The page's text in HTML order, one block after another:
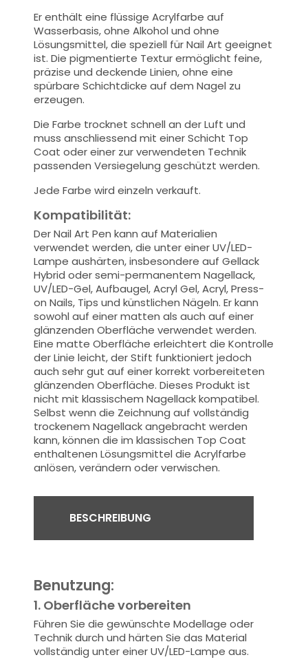
Er enthält eine flüssige Acrylfarbe auf
Wasserbasis, ohne Alkohol und ohne
Lösungsmittel, die speziell für Nail Art geeignet
ist. Die pigmentierte Textur ermöglicht feine,
präzise und deckende Linien, ohne eine
spürbare Schichtdicke auf dem Nagel zu
erzeugen.
Die Farbe trocknet schnell an der Luft und
muss anschliessend mit einer Schicht Top
Coat oder einer zur verwendeten Technik
passenden Versiegelung geschützt werden.
Jede Farbe wird einzeln verkauft.
Kompatibilität:
Der Nail Art Pen kann auf Materialien
verwendet werden, die unter einer UV/LED-
Lampe aushärten, insbesondere auf Gellack
Hybrid oder semi-permanentem Nagellack,
UV/LED-Gel, Aufbaugel, Acryl Gel, Acryl, Press-
on Nails, Tips und künstlichen Nägeln. Er kann
sowohl auf einer matten als auch auf einer
glänzenden Oberfläche verwendet werden.
Eine matte Oberfläche erleichtert die Kontrolle
der Linie leicht, der Stift funktioniert jedoch
auch sehr gut auf einer korrekt vorbereiteten
glänzenden Oberfläche. Dieses Produkt ist
nicht mit klassischem Nagellack kompatibel.
Selbst wenn die Zeichnung auf vollständig
trockenem Nagellack angebracht werden
kann, können die im klassischen Top Coat
enthaltenen Lösungsmittel die Acrylfarbe
anlösen, verändern oder verwischen.
BESCHREIBUNG
Benutzung:
1. Oberfläche vorbereiten
Führen Sie die gewünschte Modellage oder
Technik durch und härten Sie das Material
vollständig unter einer UV/LED-Lampe aus.